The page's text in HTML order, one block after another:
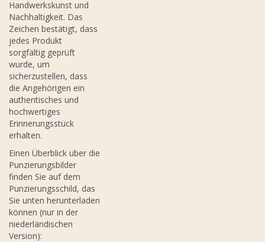
Handwerkskunst und
Nachhaltigkeit. Das
Zeichen bestätigt, dass
jedes Produkt
sorgfältig geprüft
wurde, um
sicherzustellen, dass
die Angehörigen ein
authentisches und
hochwertiges
Erinnerungsstück
erhalten.
Einen Überblick über die
Punzierungsbilder
finden Sie auf dem
Punzierungsschild, das
Sie unten herunterladen
können (nur in der
niederländischen
Version):